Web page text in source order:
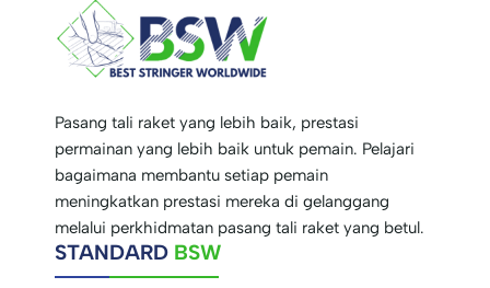
Pasang tali raket yang lebih baik, prestasi
permainan yang lebih baik untuk pemain. Pelajari
bagaimana membantu setiap pemain
meningkatkan prestasi mereka di gelanggang
melalui perkhidmatan pasang tali raket yang betul.
STANDARD BSW